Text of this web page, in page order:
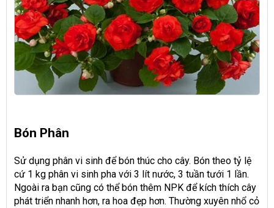
Bón Phân
Sử dụng phân vi sinh để bón thúc cho cây. Bón theo tỷ lệ
cứ 1 kg phân vi sinh pha với 3 lít nước, 3 tuần tưới 1 lần.
Ngoài ra bạn cũng có thể bón thêm NPK để kích thích cây
phát triển nhanh hơn, ra hoa đẹp hơn. Thường xuyên nhổ cỏ